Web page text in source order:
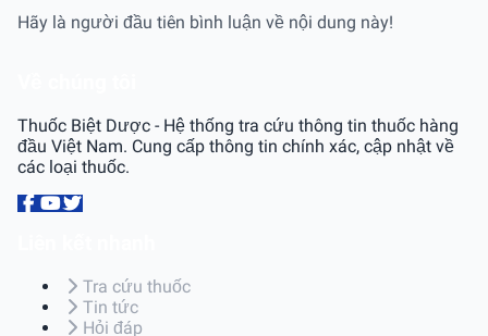
Hãy là người đầu tiên bình luận về nội dung này!
Thuốc Biệt Dược - Hệ thống tra cứu thông tin thuốc hàng
đầu Việt Nam. Cung cấp thông tin chính xác, cập nhật về
các loại thuốc.
Tra cứu thuốc
Tin tức
Hỏi đáp